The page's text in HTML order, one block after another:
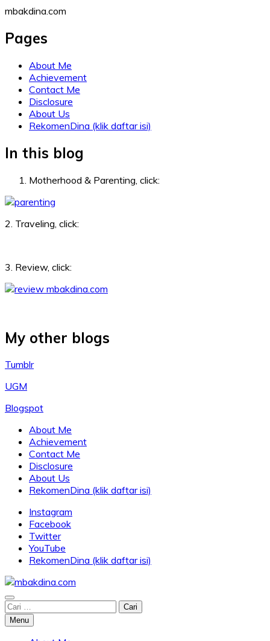
Skip
content
mbakdina.com
Pages
About Me
Achievement
Contact Me
Disclosure
About Us
RekomenDina (klik daftar isi)
In this blog
Motherhood & Parenting, click:
2. Traveling, click:
3. Review, click:
My other blogs
Tumblr
UGM
Blogspot
About Me
Achievement
Contact Me
Disclosure
About Us
RekomenDina (klik daftar isi)
Instagram
Facebook
Twitter
YouTube
RekomenDina (klik daftar isi)
mbakdina.com
Blog about parenting, traveling, promo, and lifestyle
Cari
untuk:
Menu